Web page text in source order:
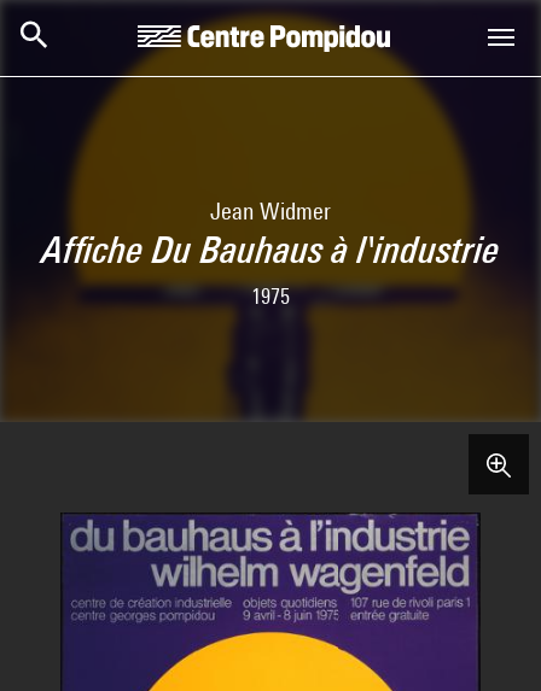
Jean Widmer
Affiche Du Bauhaus à l'industrie
1975